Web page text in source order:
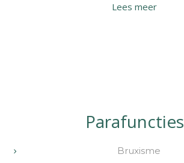
Lees meer
Parafuncties
Bruxisme